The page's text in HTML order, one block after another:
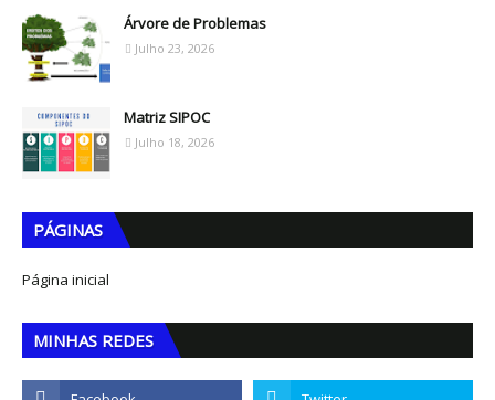
Árvore de Problemas
Julho 23, 2026
Matriz SIPOC
Julho 18, 2026
PÁGINAS
Página inicial
MINHAS REDES